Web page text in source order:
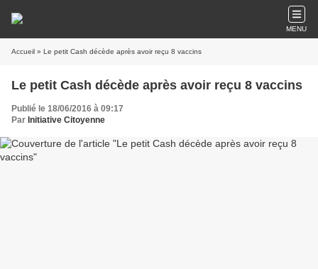
MENU
Accueil » Le petit Cash décède après avoir reçu 8 vaccins
Le petit Cash décède après avoir reçu 8 vaccins
Publié le 18/06/2016 à 09:17
Par Initiative Citoyenne